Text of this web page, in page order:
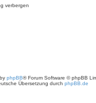
verbergen
phpBB® Forum Software © phpBB
Übersetzung durch phpBB.de